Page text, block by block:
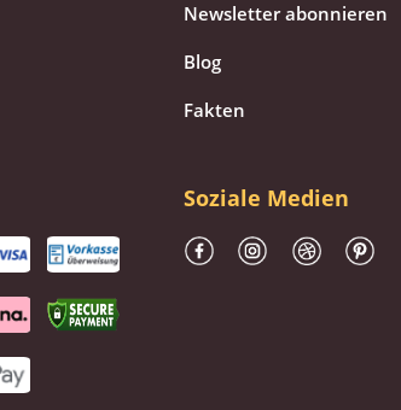
Newsletter abonnieren
Blog
Fakten
Soziale Medien